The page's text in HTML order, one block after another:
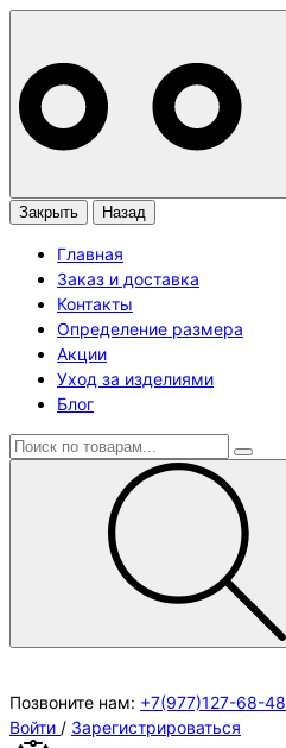
Закрыть Назад
Главная
Заказ и доставка
Контакты
Определение размера
Акции
Уход за изделиями
Блог
Позвоните нам: +7(977)127-68-48
Войти / Зарегистрироваться